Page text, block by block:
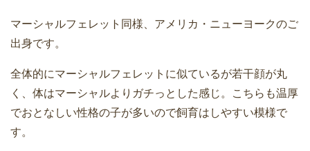
マーシャルフェレット同様、アメリカ・ニューヨークのご
出身です。
全体的にマーシャルフェレットに似ているが若干顔が丸
く、体はマーシャルよりガチっとした感じ。こちらも温厚
でおとなしい性格の子が多いので飼育はしやすい模様で
す。